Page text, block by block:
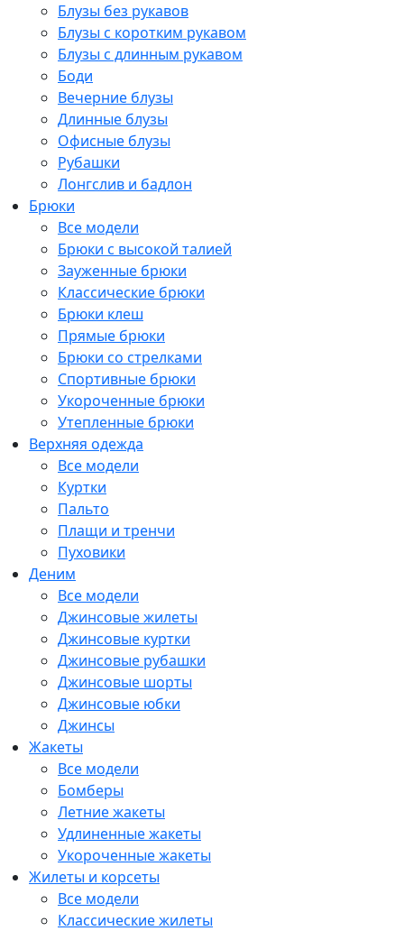
Блузы без рукавов
Блузы с коротким рукавом
Блузы с длинным рукавом
Боди
Вечерние блузы
Длинные блузы
Офисные блузы
Рубашки
Лонгслив и бадлон
Брюки
Все модели
Брюки с высокой талией
Зауженные брюки
Классические брюки
Брюки клеш
Прямые брюки
Брюки со стрелками
Спортивные брюки
Укороченные брюки
Утепленные брюки
Верхняя одежда
Все модели
Куртки
Пальто
Плащи и тренчи
Пуховики
Деним
Все модели
Джинсовые жилеты
Джинсовые куртки
Джинсовые рубашки
Джинсовые шорты
Джинсовые юбки
Джинсы
Жакеты
Все модели
Бомберы
Летние жакеты
Удлиненные жакеты
Укороченные жакеты
Жилеты и корсеты
Все модели
Классические жилеты